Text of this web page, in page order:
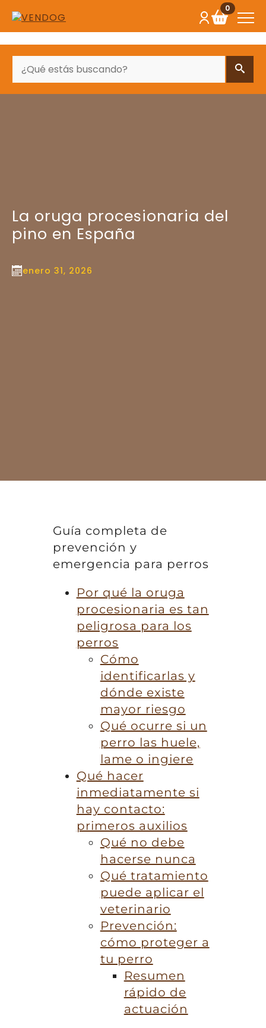
0
La oruga procesionaria del
pino en España
enero 31, 2026
Guía completa de
prevención y
emergencia para perros
Por qué la oruga
procesionaria es tan
peligrosa para los
perros
Cómo
identificarlas y
dónde existe
mayor riesgo
Qué ocurre si un
perro las huele,
lame o ingiere
Qué hacer
inmediatamente si
hay contacto:
primeros auxilios
Qué no debe
hacerse nunca
Qué tratamiento
puede aplicar el
veterinario
Prevención:
cómo proteger a
tu perro
Resumen
rápido de
actuación